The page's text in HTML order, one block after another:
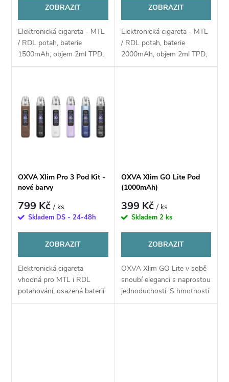
d
u
t
ů
o
d
u
k
t
ZOBRAZIT
Elektronická cigareta - MTL
/ RDL potah, baterie
1500mAh, objem 2ml TPD,
automatické spínání, výkon
dotykové přepínání režimů...
ZOBRAZIT
Elektronická cigareta - MTL
/ RDL potah, baterie
2000mAh, objem 2ml TPD,
automatické a manuální
OXVA Xlim Pro 3 Pod Kit -
nové barvy
799 Kč/ ks
Skladem DS - 24-48h
ZOBRAZIT
Elektronická cigareta
vhodná pro MTL i RDL
potahování, osazená baterií
o kapacitě 1500 mAh a
OXVA Xlim GO Lite Pod
(1000mAh)
399 Kč/ ks
Skladem 2 ks
ZOBRAZIT
OXVA Xlim GO Lite v sobě
snoubí eleganci s naprostou
jednoduchostí. S hmotností
jen 41,5 g a solidní baterií o